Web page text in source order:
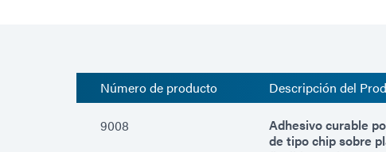
Número de producto Descripción del
9008
Adhesivo curable
de tipo chip sobre